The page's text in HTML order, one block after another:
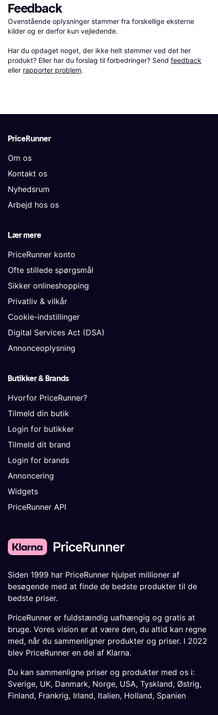
Feedback
Ovenstående oplysninger stammer fra forskellige eksterne
kilder og er derfor kun vejledende.
Har du opdaget noget, der ikke helt stemmer ved det her
produkt? Eller har du forslag til forbedringer? Send feedback
eller rapporter problem.
PriceRunner
Om os
Kontakt os
Nyhedsrum
Arbejd hos os
Lær mere
PriceRunner konto
Ofte stillede spørgsmål
Sikker onlineshopping
Privatliv & vilkår
Cookie-indstillinger
Digital Services Act (DSA)
Annonceoplysning
Butikker & Brands
Hvorfor PriceRunner?
Tilmeld din butik
Login for butikker
Tilmeld dit brand
Login for brands
Annoncering
Widgets
PriceRunner API
Siden 1999 har PriceRunner hjulpet millioner af
besøgende med at finde de bedste produkter til de
bedste priser.
PriceRunner er fuldstændig uafhængig og gratis at
bruge. Vores vision er at være den, du altid kan regne
med, når du sammenligner produkter og priser. I 2022
blev PriceRunner en del af Klarna.
Du kan sammenligne priser og produkter med os i:
Sverige, UK, Danmark, Norge, USA, Tyskland, Østrig,
Finland, Frankrig, Irland, Italien, Holland, Spanien